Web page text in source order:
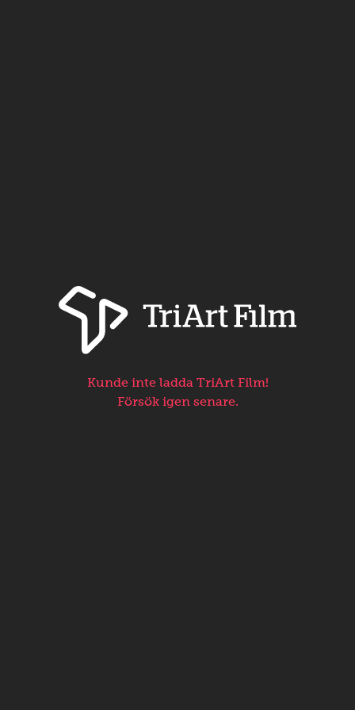
Kunde inte ladda TriArt Film!
Försök igen senare.